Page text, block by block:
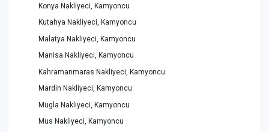
Konya Nakliyeci, Kamyoncu
Kutahya Nakliyeci, Kamyoncu
Malatya Nakliyeci, Kamyoncu
Manisa Nakliyeci, Kamyoncu
Kahramanmaras Nakliyeci, Kamyoncu
Mardin Nakliyeci, Kamyoncu
Mugla Nakliyeci, Kamyoncu
Mus Nakliyeci, Kamyoncu